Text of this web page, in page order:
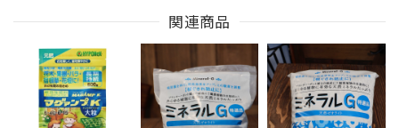
関連商品